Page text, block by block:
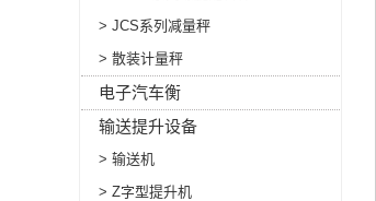
> JCS系列减量秤
> 散装计量秤
电子汽车衡
输送提升设备
> 输送机
> Z字型提升机